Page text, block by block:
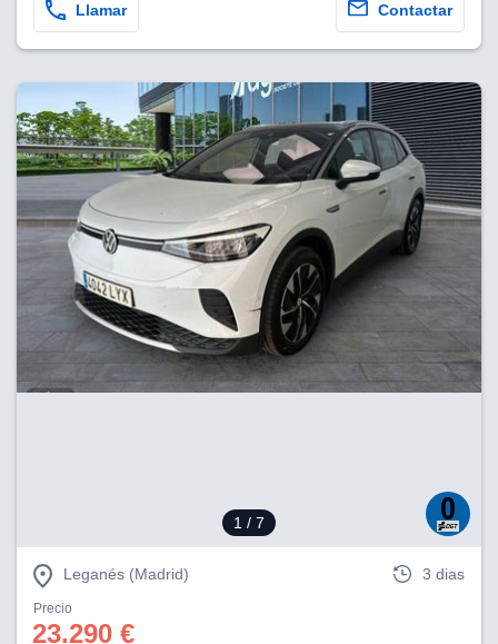
Llamar Contactar
1 / 7
Leganés (Madrid) 3 dias
Precio
23.290 €